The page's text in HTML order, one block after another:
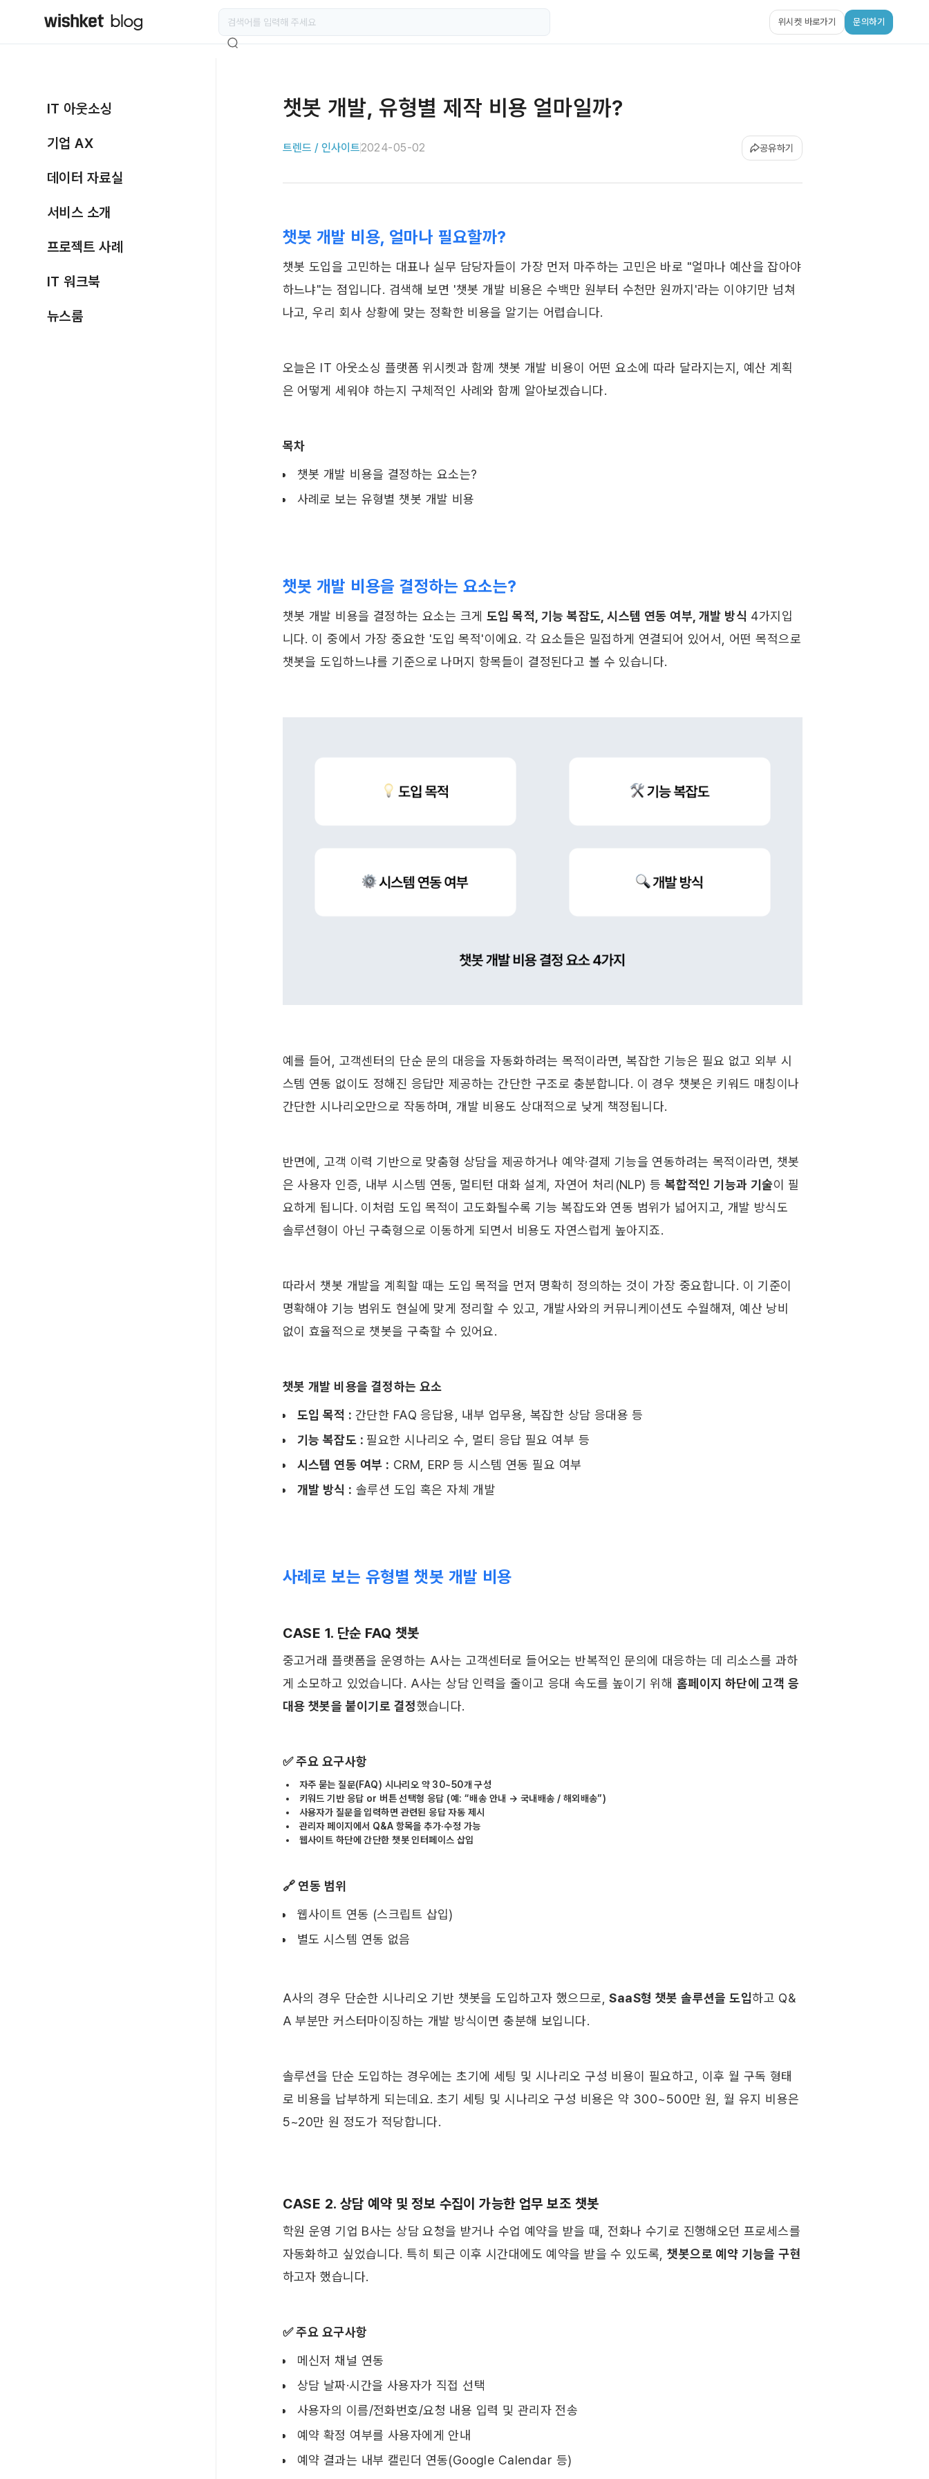
위시켓 바로가기 문의하기
IT 아웃소싱
기업 AX
데이터 자료실
서비스 소개
프로젝트 사례
IT 워크북
뉴스룸
챗봇 개발, 유형별 제작 비용 얼마일까?
트렌드 / 인사이트2024-05-02 공유하기
챗봇 개발 비용, 얼마나 필요할까?
챗봇 도입을 고민하는 대표나 실무 담당자들이 가장 먼저 마주하는 고민은 바로 "얼마나 예산을 잡아야
하느냐"는 점입니다. 검색해 보면 '챗봇 개발 비용은 수백만 원부터 수천만 원까지'라는 이야기만 넘쳐
나고, 우리 회사 상황에 맞는 정확한 비용을 알기는 어렵습니다.
오늘은 IT 아웃소싱 플랫폼 위시켓과 함께 챗봇 개발 비용이 어떤 요소에 따라 달라지는지, 예산 계획
은 어떻게 세워야 하는지 구체적인 사례와 함께 알아보겠습니다.
목차
챗봇 개발 비용을 결정하는 요소는?
사례로 보는 유형별 챗봇 개발 비용
챗봇 개발 비용을 결정하는 요소는?
챗봇 개발 비용을 결정하는 요소는 크게 도입 목적, 기능 복잡도, 시스템 연동 여부, 개발 방식 4가지입
니다. 이 중에서 가장 중요한 '도입 목적'이에요. 각 요소들은 밀접하게 연결되어 있어서, 어떤 목적으로
챗봇을 도입하느냐를 기준으로 나머지 항목들이 결정된다고 볼 수 있습니다.
예를 들어, 고객센터의 단순 문의 대응을 자동화하려는 목적이라면, 복잡한 기능은 필요 없고 외부 시
스템 연동 없이도 정해진 응답만 제공하는 간단한 구조로 충분합니다. 이 경우 챗봇은 키워드 매칭이나
간단한 시나리오만으로 작동하며, 개발 비용도 상대적으로 낮게 책정됩니다.
반면에, 고객 이력 기반으로 맞춤형 상담을 제공하거나 예약·결제 기능을 연동하려는 목적이라면, 챗봇
은 사용자 인증, 내부 시스템 연동, 멀티턴 대화 설계, 자연어 처리(NLP) 등 복합적인 기능과 기술이 필
요하게 됩니다. 이처럼 도입 목적이 고도화될수록 기능 복잡도와 연동 범위가 넓어지고, 개발 방식도
솔루션형이 아닌 구축형으로 이동하게 되면서 비용도 자연스럽게 높아지죠.
따라서 챗봇 개발을 계획할 때는 도입 목적을 먼저 명확히 정의하는 것이 가장 중요합니다. 이 기준이
명확해야 기능 범위도 현실에 맞게 정리할 수 있고, 개발사와의 커뮤니케이션도 수월해져, 예산 낭비
없이 효율적으로 챗봇을 구축할 수 있어요.
챗봇 개발 비용을 결정하는 요소
도입 목적 : 간단한 FAQ 응답용, 내부 업무용, 복잡한 상담 응대용 등
기능 복잡도 : 필요한 시나리오 수, 멀티 응답 필요 여부 등
시스템 연동 여부 : CRM, ERP 등 시스템 연동 필요 여부
개발 방식 : 솔루션 도입 혹은 자체 개발
사례로 보는 유형별 챗봇 개발 비용
CASE 1. 단순 FAQ 챗봇
중고거래 플랫폼을 운영하는 A사는 고객센터로 들어오는 반복적인 문의에 대응하는 데 리소스를 과하
게 소모하고 있었습니다. A사는 상담 인력을 줄이고 응대 속도를 높이기 위해 홈페이지 하단에 고객 응
대용 챗봇을 붙이기로 결정했습니다.
✅ 주요 요구사항
자주 묻는 질문(FAQ) 시나리오 약 30~50개 구성
키워드 기반 응답 or 버튼 선택형 응답 (예: “배송 안내 → 국내배송 / 해외배송”)
사용자가 질문을 입력하면 관련된 응답 자동 제시
관리자 페이지에서 Q&A 항목을 추가·수정 가능
웹사이트 하단에 간단한 챗봇 인터페이스 삽입
🔗 연동 범위
웹사이트 연동 (스크립트 삽입)
별도 시스템 연동 없음
A사의 경우 단순한 시나리오 기반 챗봇을 도입하고자 했으므로, SaaS형 챗봇 솔루션을 도입하고 Q&
A 부분만 커스터마이징하는 개발 방식이면 충분해 보입니다.
솔루션을 단순 도입하는 경우에는 초기에 세팅 및 시나리오 구성 비용이 필요하고, 이후 월 구독 형태
로 비용을 납부하게 되는데요. 초기 세팅 및 시나리오 구성 비용은 약 300~500만 원, 월 유지 비용은
5~20만 원 정도가 적당합니다.
CASE 2. 상담 예약 및 정보 수집이 가능한 업무 보조 챗봇
학원 운영 기업 B사는 상담 요청을 받거나 수업 예약을 받을 때, 전화나 수기로 진행해오던 프로세스를
자동화하고 싶었습니다. 특히 퇴근 이후 시간대에도 예약을 받을 수 있도록, 챗봇으로 예약 기능을 구현
하고자 했습니다.
✅ 주요 요구사항
메신저 채널 연동
상담 날짜·시간을 사용자가 직접 선택
사용자의 이름/전화번호/요청 내용 입력 및 관리자 전송
예약 확정 여부를 사용자에게 안내
예약 결과는 내부 캘린더 연동(Google Calendar 등)